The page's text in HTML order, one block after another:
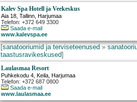
Kalev Spa Hotell ja Veekeskus
Aia 18 ,Tallinn , Harjumaa
Telefon: +372 649 3300
Saada e-mail
www.kalevspa.ee
[sanatooriumid ja terviseteenused»
taastusravikeskused]
Laulasmaa Resort
Puhkekodu 4 Keila , Harjumaa
Telefon: +372 687 0800
Saada e-mail
www.laulasmaa.ee